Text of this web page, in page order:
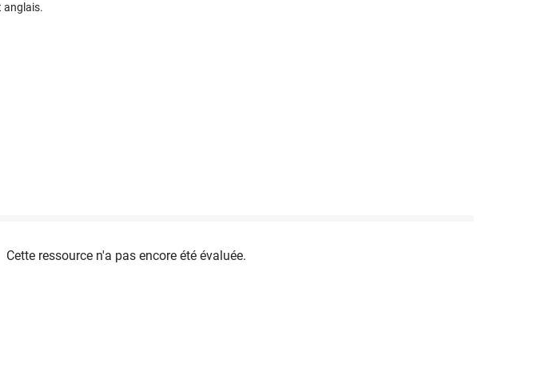
anglais.
Cette ressource n'a pas encore été évaluée.